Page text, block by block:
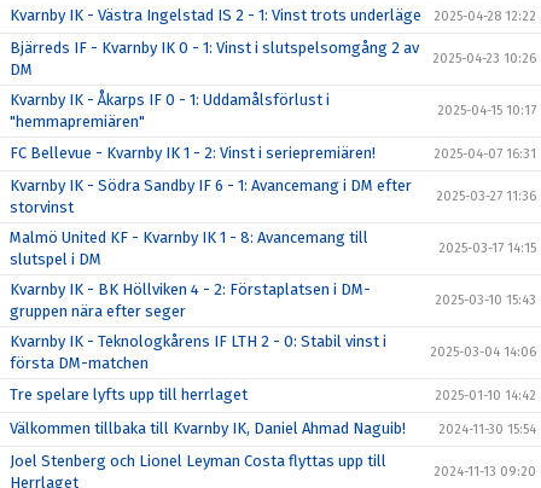
Kvarnby IK - Västra Ingelstad IS 2 - 1: Vinst trots underläge 2025-04-28 12:22
Bjärreds IF - Kvarnby IK 0 - 1: Vinst i slutspelsomgång 2 av
DM
2025-04-23 10:26
Kvarnby IK - Åkarps IF 0 - 1: Uddamålsförlust i
"hemmapremiären"
2025-04-15 10:17
FC Bellevue - Kvarnby IK 1 - 2: Vinst i seriepremiären! 2025-04-07 16:31
Kvarnby IK - Södra Sandby IF 6 - 1: Avancemang i DM efter
storvinst
2025-03-27 11:36
Malmö United KF - Kvarnby IK 1 - 8: Avancemang till
slutspel i DM
2025-03-17 14:15
Kvarnby IK - BK Höllviken 4 - 2: Förstaplatsen i DM-
gruppen nära efter seger
2025-03-10 15:43
Kvarnby IK - Teknologkårens IF LTH 2 - 0: Stabil vinst i
första DM-matchen
2025-03-04 14:06
Tre spelare lyfts upp till herrlaget 2025-01-10 14:42
Välkommen tillbaka till Kvarnby IK, Daniel Ahmad Naguib! 2024-11-30 15:54
Joel Stenberg och Lionel Leyman Costa flyttas upp till
Herrlaget
2024-11-13 09:20